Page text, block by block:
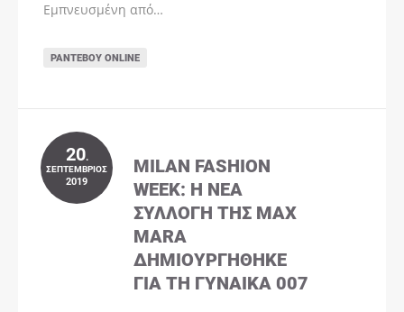
Εμπνευσμένη από…
ΡΑΝΤΕΒΟΎ ONLINE
20.
ΣΕΠΤΈΜΒΡΙΟΣ
2019
MILAN FASHION
WEEK: Η ΝΈΑ
ΣΥΛΛΟΓΉ ΤΗΣ MAX
MARA
ΔΗΜΙΟΥΡΓΉΘΗΚΕ
ΓΙΑ ΤΗ ΓΥΝΑΊΚΑ 007